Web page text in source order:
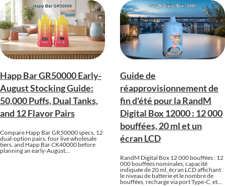
Happ Bar GR50000 Early-
August Stocking Guide:
50,000 Puffs, Dual Tanks,
and 12 Flavor Pairs
Compare Happ Bar GR50000 specs, 12
dual-option pairs, four live wholesale
tiers, and Happ Bar CK40000 before
planning an early-August…
Guide de
réapprovisionnement de
fin d'été pour la RandM
Digital Box 12000 : 12 000
bouffées, 20 ml et un
écran LCD
RandM Digital Box 12 000 bouffées : 12
000 bouffées nominales, capacité
indiquée de 20 ml, écran LCD affichant
le niveau de batterie et le nombre de
bouffées, recharge via port Type-C, et…